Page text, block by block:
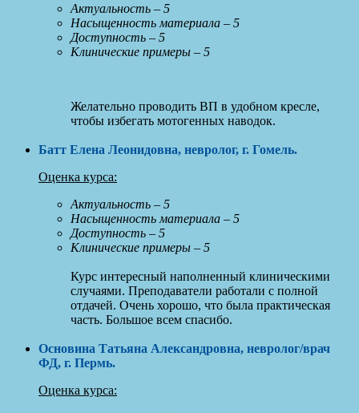
Актуальность – 5
Насыщенность материала – 5
Доступность – 5
Клинические примеры – 5
Желательно проводить ВП в удобном кресле,
чтобы избегать мотогенных наводок.
Батт Елена Леонидовна, невролог, г. Гомель.
Оценка курса:
Актуальность – 5
Насыщенность материала – 5
Доступность – 5
Клинические примеры – 5
Курс интересный наполненный клиническими
случаями. Преподаватели работали с полной
отдачей. Очень хорошо, что была практическая
часть. Большое всем спасибо.
Основина Татьяна Александровна, невролог/врач
ФД, г. Пермь.
Оценка курса: